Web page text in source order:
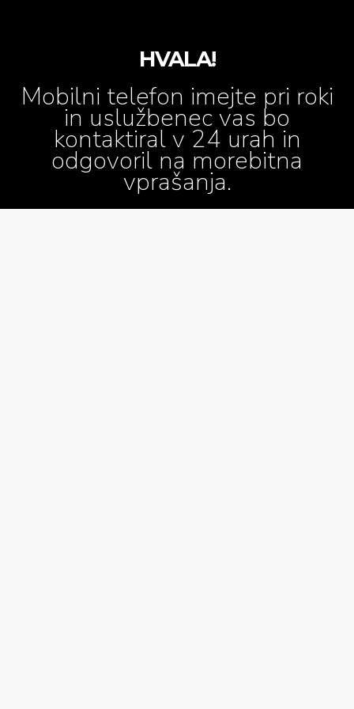
HVALA!
Mobilni telefon imejte pri roki
in uslužbenec vas bo
kontaktiral v 24 urah in
odgovoril na morebitna
vprašanja.